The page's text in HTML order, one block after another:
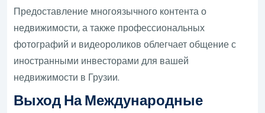
Предоставление многоязычного контента о
недвижимости, а также профессиональных
фотографий и видеороликов облегчает общение с
иностранными инвесторами для вашей
недвижимости в Грузии.
Выход На Международные